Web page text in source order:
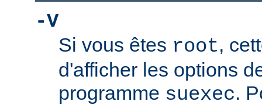
-V
Si vous êtes root,
d'afficher les options
programme suexec.